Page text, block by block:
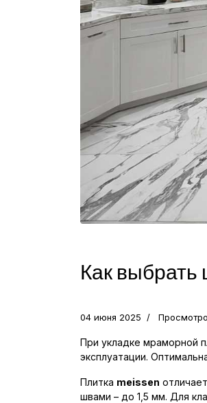
Как
04 июня 2025
При укладке мраморной
эксплуатации.
Плитка meissen
швами – до 1,5 мм. Для